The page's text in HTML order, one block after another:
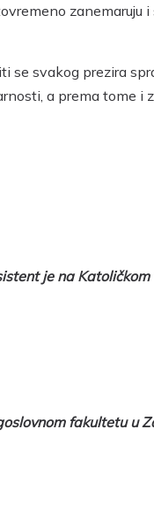
zanemaruju
se svakog prezira
a prema tome i
je na
fakultetu u